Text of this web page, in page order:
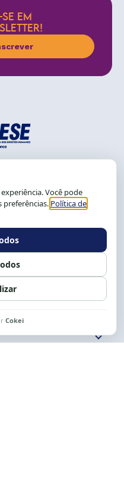
SE EM
Graça
055
Brasil.
9 9239-2104 ou 2105
e 13 às 17h.
Fale conosco